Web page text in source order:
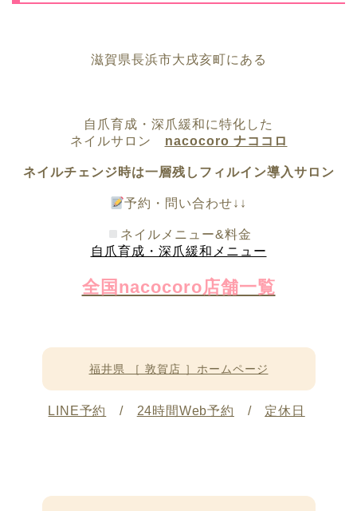
滋賀県長浜市大戌亥町にある
自爪育成・深爪緩和に特化した
ネイルサロン nacocoro ナココロ
ネイルチェンジ時は一層残しフィルイン導入サロン
予約・問い合わせ↓↓
ネイルメニュー&料金
自爪育成・深爪緩和メニュー
全国nacocoro店舗一覧
福井県 ［ 敦賀店 ］ホームページ
LINE予約 / 24時間Web予約 / 定休日